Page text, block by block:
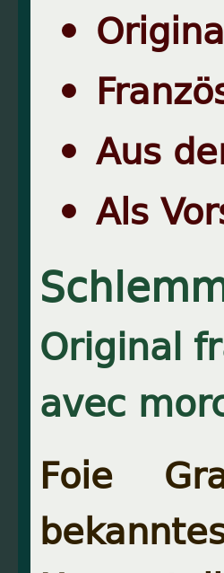
Aus
Als
Original
avec
Foie